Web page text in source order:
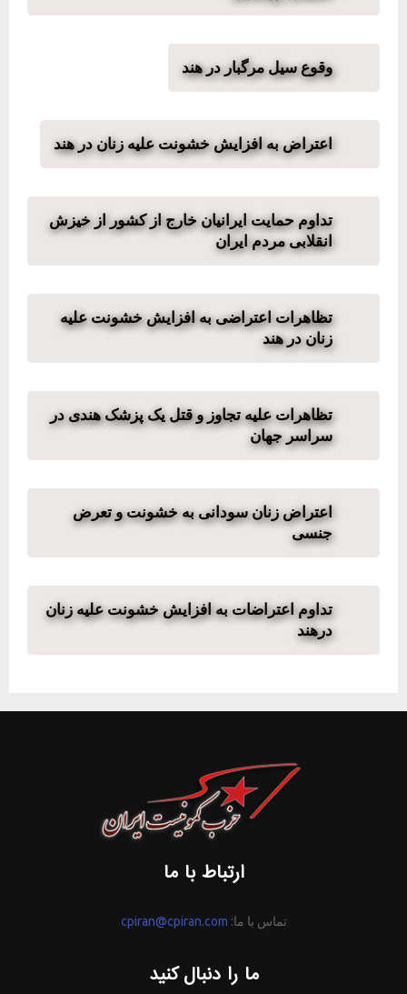
وقوع سیل مرگبار در هند
اعتراض به افزایش خشونت علیه زنان در هند
تداوم حمایت ایرانیان خارج از کشور از خیزش
انقلابی مردم ایران
تظاهرات اعتراضی به افزایش خشونت علیه
زنان در هند
تظاهرات علیه تجاوز و قتل یک پزشک‌ هندی در
سراسر جهان
اعتراض زنان سودانی به خشونت و تعرض
جنسی
تداوم اعتراضات به افزایش خشونت علیه زنان
درهند
ارتباط با ما
تماس با ما: cpiran@cpiran.com
ما را دنبال کنید